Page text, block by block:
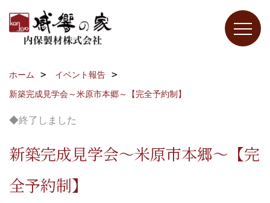
ホーム
イベント報告
新築完成見学会～米原市本郷～【完全予約制】
◆終了しました
新築完成見学会～米原市本郷～【完
全予約制】